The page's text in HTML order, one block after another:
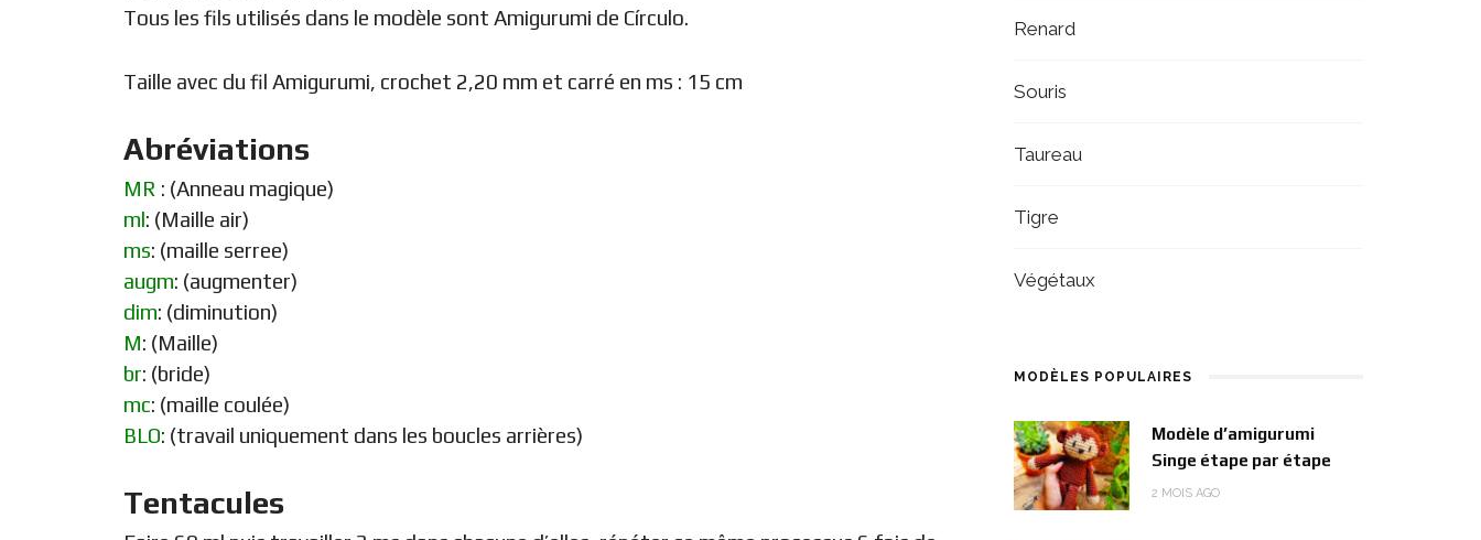
Tous les fils utilisés dans le modèle sont Amigurumi de Círculo.
Taille avec du fil Amigurumi, crochet 2,20 mm et carré en ms : 15 cm
Abréviations
MR : (Anneau magique)
ml: (Maille air)
ms: (maille serree)
augm: (augmenter)
dim: (diminution)
M: (Maille)
br: (bride)
mc: (maille coulée)
BLO: (travail uniquement dans les boucles arrières)
Tentacules
Renard
Souris
Taureau
Tigre
Végétaux
MODÈLES POPULAIRES
Modèle d’amigurumi
Singe étape par étape
2 MOIS AGO